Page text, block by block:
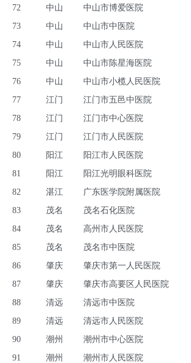
72
中山
中山市博爱医院
73
中山
中山市中医院
74
中山
中山市人民医院
75
中山
中山市陈星海医院
76
中山
中山市小榄人民医院
77
江门
江门市五邑中医院
78
江门
江门市中心医院
79
江门
江门市人民医院
80
阳江
阳江市人民医院
81
阳江
阳江光明眼科医院
82
湛江
广东医学院附属医院
83
茂名
茂名石化医院
84
茂名
高州市人民医院
85
茂名
茂名市中医院
86
肇庆
肇庆市第一人民医院
87
肇庆
肇庆市高要区人民医院
88
清远
清远市中医院
89
清远
清远市人民医院
90
潮州
潮州市中心医院
91
潮州
潮州市人民医院